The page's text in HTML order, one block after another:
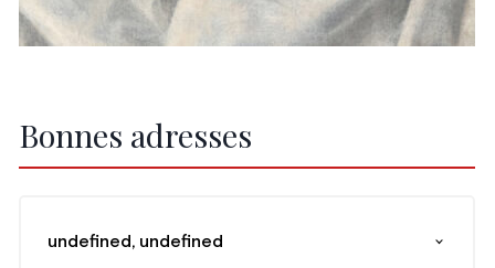
Bonnes adresses
undefined, undefined